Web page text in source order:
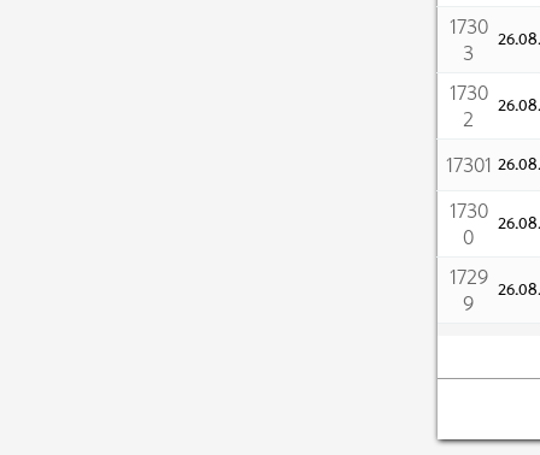
1730
3
1730
2
17301
1730
0
1729
9